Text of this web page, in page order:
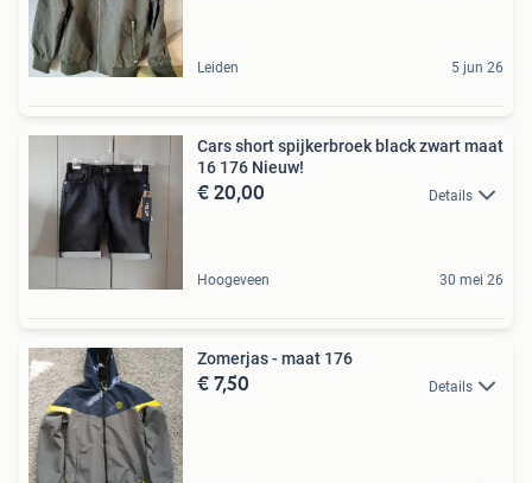
Leiden 5 jun 26
Cars short spijkerbroek black zwart maat
16 176 Nieuw!
€ 20,00 Details
Hoogeveen 30 mei 26
Zomerjas - maat 176
€ 7,50 Details